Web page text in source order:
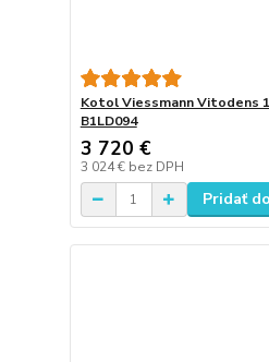
Kotol Viessmann Vitodens
B1LD094
3 720 €
3 024 € bez DPH
Pridať